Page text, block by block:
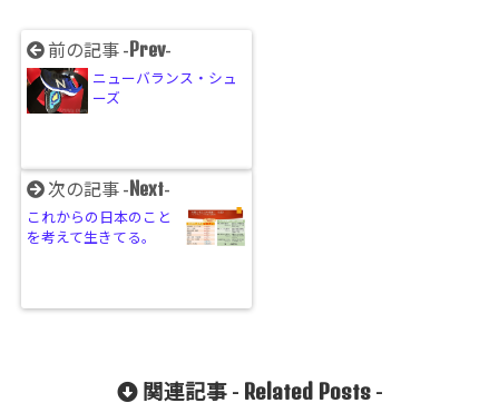
前の記事 -Prev-
ニューバランス・シュ
ーズ
次の記事 -Next-
これからの日本のこと
を考えて生きてる。
関連記事 - Related Posts-